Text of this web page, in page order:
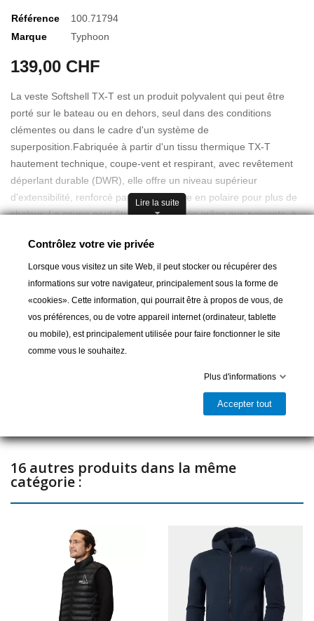
Référence
100.71794
Marque
Typhoon
139,00 CHF
La veste Softshell TX-T est un produit polyvalent qui peut être
porté sur le bateau ou en dehors, seul dans des conditions
clémentes ou dans le cadre d'un système de
superposition.Fabriquée à partir d'un tissu thermique TX-T
hautement technique, coupe-vent et respirant, avec revêtement
déperlant durable (DWR), elle offre un niveau supérieur
d'extensibilité, renforcé par une doublure en polaire pour plus de
chaleur. La coupe peut être personnalisée grâce aux poignets, à
poches doublées en polaire et d'une poche poitrine accessible.
" Matière thermo-extensible avec revêtement DWR TX-T
" Membrane coupe-vent et respirante
" Coupe protectrice et entièrement réglable
" Poches doublées en polaire
" Système d'ajustement à oeillets autobloquants
Lire la suite
Ajouter au panier
16 autres produits dans la même
catégorie :
Contrôlez votre vie privée
Lorsque vous visitez un site Web, il peut stocker ou récupérer des
informations sur votre navigateur, principalement sous la forme de
«cookies». Cette information, qui pourrait être à propos de vous, de
vos préférences, ou de votre appareil internet (ordinateur, tablette
ou mobile), est principalement utilisée pour faire fonctionner le site
comme vous le souhaitez.
Plus d'informations
Accepter tout